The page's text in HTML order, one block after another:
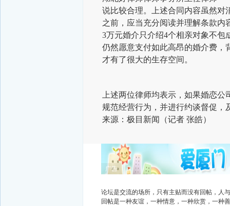
说比较合理。上述合同内容虽然对
之前，应当充分阅读并理解条款内
3万元婚介只介绍4个相亲对象不
仍然愿意支付如此高昂的婚介费，
才有了很大的生存空间。
上述两位律师均表示，如果婚恋
规范经营行为，并进行约谈督促，
来源： 极目新闻 （记者 张皓）
广告
论坛是交流的场所，只有主贴而没有回帖，人
回帖是一种友谊，一种情意，一种欣赏，一种